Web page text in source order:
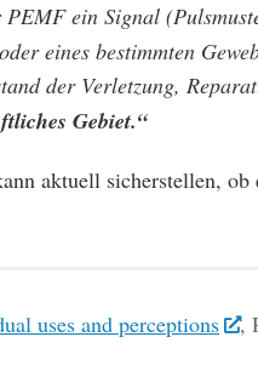
ein Signal
eines bestimmten
der Verletzung,
Gebiet.“
aktuell sicherstellen,
uses and perceptions ,